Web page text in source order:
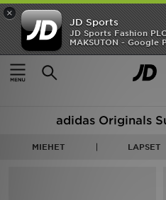
×
JD Sports
JD Sports Fashion
MAKSUTON - Google
Etusivu
Naiset
7 tuotetta
adidas Originals
MIEHET LAPSET
Etusivu
Ale
Miehet